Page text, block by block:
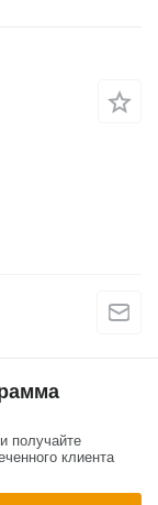
получайте
клиента